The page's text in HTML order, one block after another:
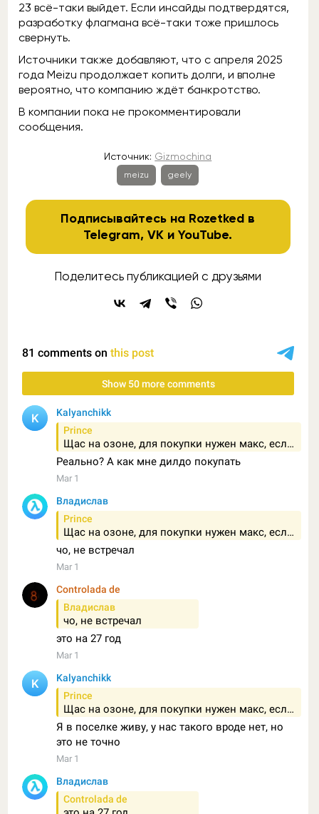
23 всё-таки выйдет. Если инсайды подтвердятся,
разработку флагмана всё-таки тоже пришлось
свернуть.
Источники также добавляют, что с апреля 2025
года Meizu продолжает копить долги, и вполне
вероятно, что компанию ждёт банкротство.
В компании пока не прокомментировали
сообщения.
Источник: Gizmochina
meizu geely
Подписывайтесь на Rozetked в
Telegram,VK иYouTube.
Поделитесь публикацией с друзьями